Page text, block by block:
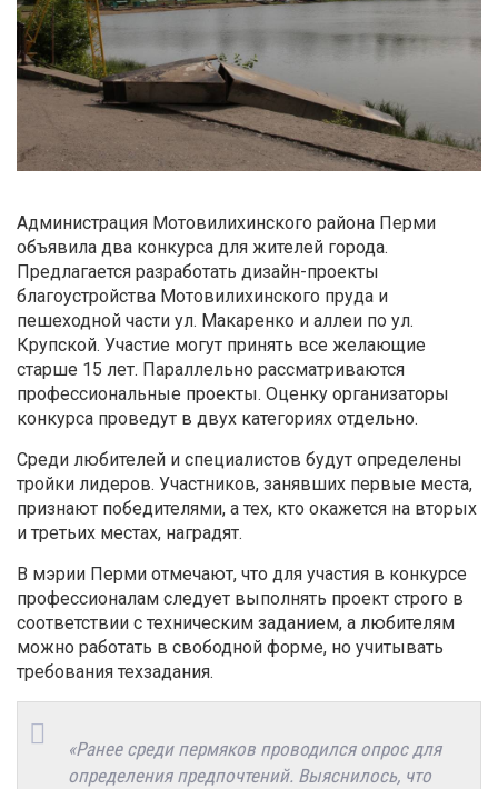
Администрация Мотовилихинского района Перми
объявила два конкурса для жителей города.
Предлагается разработать дизайн-проекты
благоустройства Мотовилихинского пруда и
пешеходной части ул. Макаренко и аллеи по ул.
Крупской. Участие могут принять все желающие
старше 15 лет. Параллельно рассматриваются
профессиональные проекты. Оценку организаторы
конкурса проведут в двух категориях отдельно.
Среди любителей и специалистов будут определены
тройки лидеров. Участников, занявших первые места,
признают победителями, а тех, кто окажется на вторых
и третьих местах, наградят.
В мэрии Перми отмечают, что для участия в конкурсе
профессионалам следует выполнять проект строго в
соответствии с техническим заданием, а любителям
можно работать в свободной форме, но учитывать
требования техзадания.
«Ранее среди пермяков проводился опрос для
определения предпочтений. Выяснилось, что